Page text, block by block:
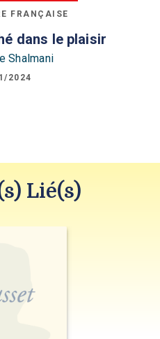
FRANÇAISE
dans le plaisir
Shalmani
2024
Lié(s)